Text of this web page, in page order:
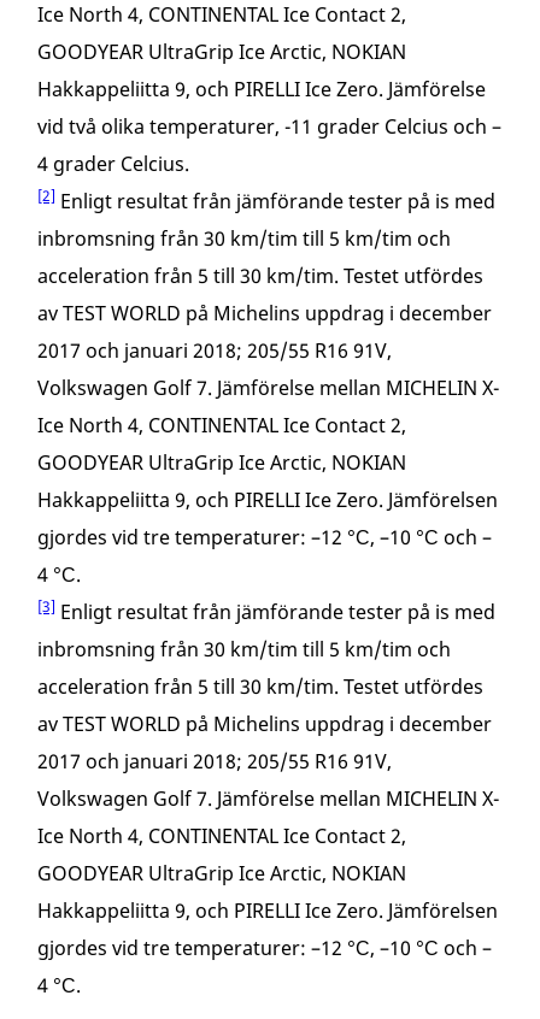
Ice North 4, CONTINENTAL Ice Contact 2,
GOODYEAR UltraGrip Ice Arctic, NOKIAN
Hakkappeliitta 9, och PIRELLI Ice Zero. Jämförelse
vid två olika temperaturer, -11 grader Celcius och –
4 grader Celcius.
[2] Enligt resultat från jämförande tester på is med
inbromsning från 30 km/tim till 5 km/tim och
acceleration från 5 till 30 km/tim. Testet utfördes
av TEST WORLD på Michelins uppdrag i december
2017 och januari 2018; 205/55 R16 91V,
Volkswagen Golf 7. Jämförelse mellan MICHELIN X-
Ice North 4, CONTINENTAL Ice Contact 2,
GOODYEAR UltraGrip Ice Arctic, NOKIAN
Hakkappeliitta 9, och PIRELLI Ice Zero. Jämförelsen
gjordes vid tre temperaturer: –12 °С, –10 °С och –
4 °С.
[3] Enligt resultat från jämförande tester på is med
inbromsning från 30 km/tim till 5 km/tim och
acceleration från 5 till 30 km/tim. Testet utfördes
av TEST WORLD på Michelins uppdrag i december
2017 och januari 2018; 205/55 R16 91V,
Volkswagen Golf 7. Jämförelse mellan MICHELIN X-
Ice North 4, CONTINENTAL Ice Contact 2,
GOODYEAR UltraGrip Ice Arctic, NOKIAN
Hakkappeliitta 9, och PIRELLI Ice Zero. Jämförelsen
gjordes vid tre temperaturer: –12 °С, –10 °С och –
4 °С.